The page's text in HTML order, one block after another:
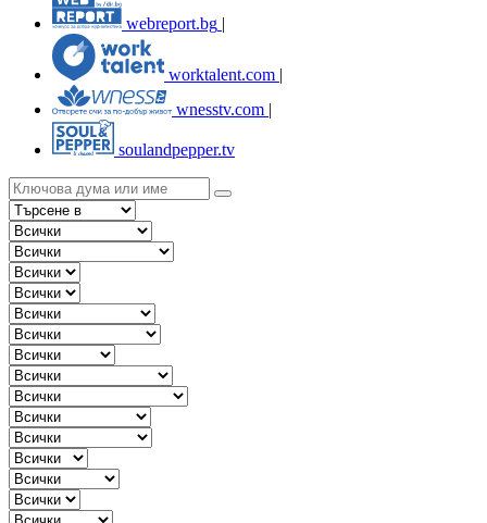
webreport.bg
worktalent.com |
wnesstv.com |
soulandpepper.tv